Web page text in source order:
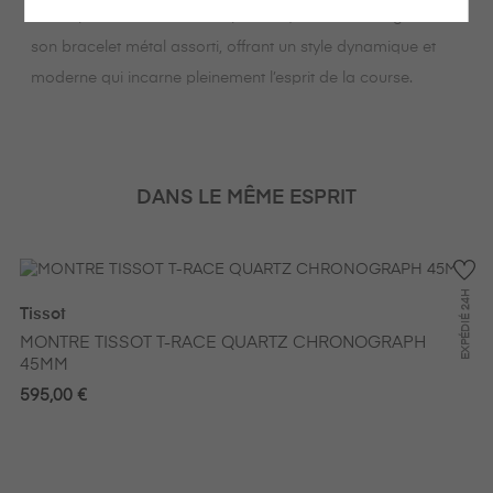
son bracelet métal assorti, offrant un style dynamique et
moderne qui incarne pleinement l’esprit de la course.
DANS LE MÊME ESPRIT
EXPÉDIÉ
24H
Tissot
MONTRE TISSOT T-RACE QUARTZ CHRONOGRAPH
45MM
595,00 €